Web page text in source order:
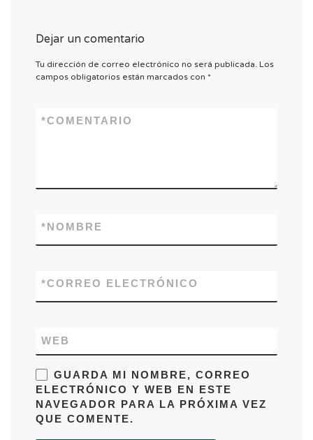
Dejar un comentario
Tu dirección de correo electrónico no será publicada. Los
campos obligatorios están marcados con *
COMENTARIO
*
NOMBRE
*
CORREO ELECTRÓNICO
*
WEB
GUARDA MI NOMBRE, CORREO
ELECTRÓNICO Y WEB EN ESTE
NAVEGADOR PARA LA PRÓXIMA VEZ
QUE COMENTE.